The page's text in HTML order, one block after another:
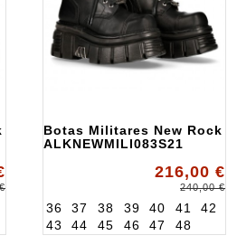
Botas Militares New Rock
ALKNEWMILI083S21
216,00 €
240,00 €
36 37 38 39 40 41
42
43
44 45 46 47 48